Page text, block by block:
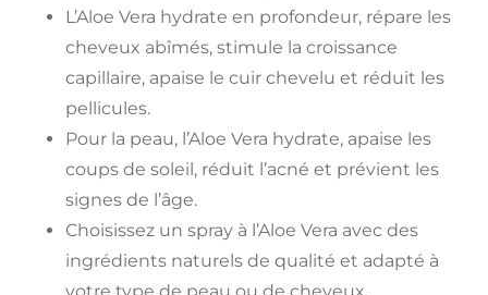
L’Aloe Vera hydrate en profondeur, répare les
cheveux abîmés, stimule la croissance
capillaire, apaise le cuir chevelu et réduit les
pellicules.
Pour la peau, l’Aloe Vera hydrate, apaise les
coups de soleil, réduit l’acné et prévient les
signes de l’âge.
Choisissez un spray à l’Aloe Vera avec des
ingrédients naturels de qualité et adapté à